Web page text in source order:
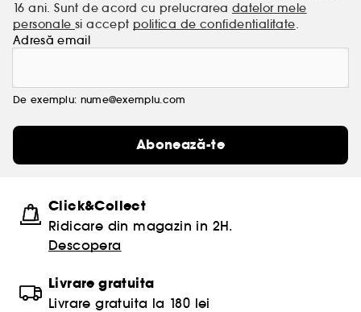
16 ani. Sunt de acord cu prelucrarea datelor mele
personalesi accept politica de confidentialitate.
Adresă email
De exemplu: nume@exemplu.com
Abonează-te
Click&Collect
Ridicare din magazin in 2H.
Descopera
Livrare gratuita
Livrare gratuita la 180 lei